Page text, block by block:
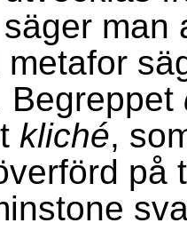
man
metafor
Begreppet
kliché,
på